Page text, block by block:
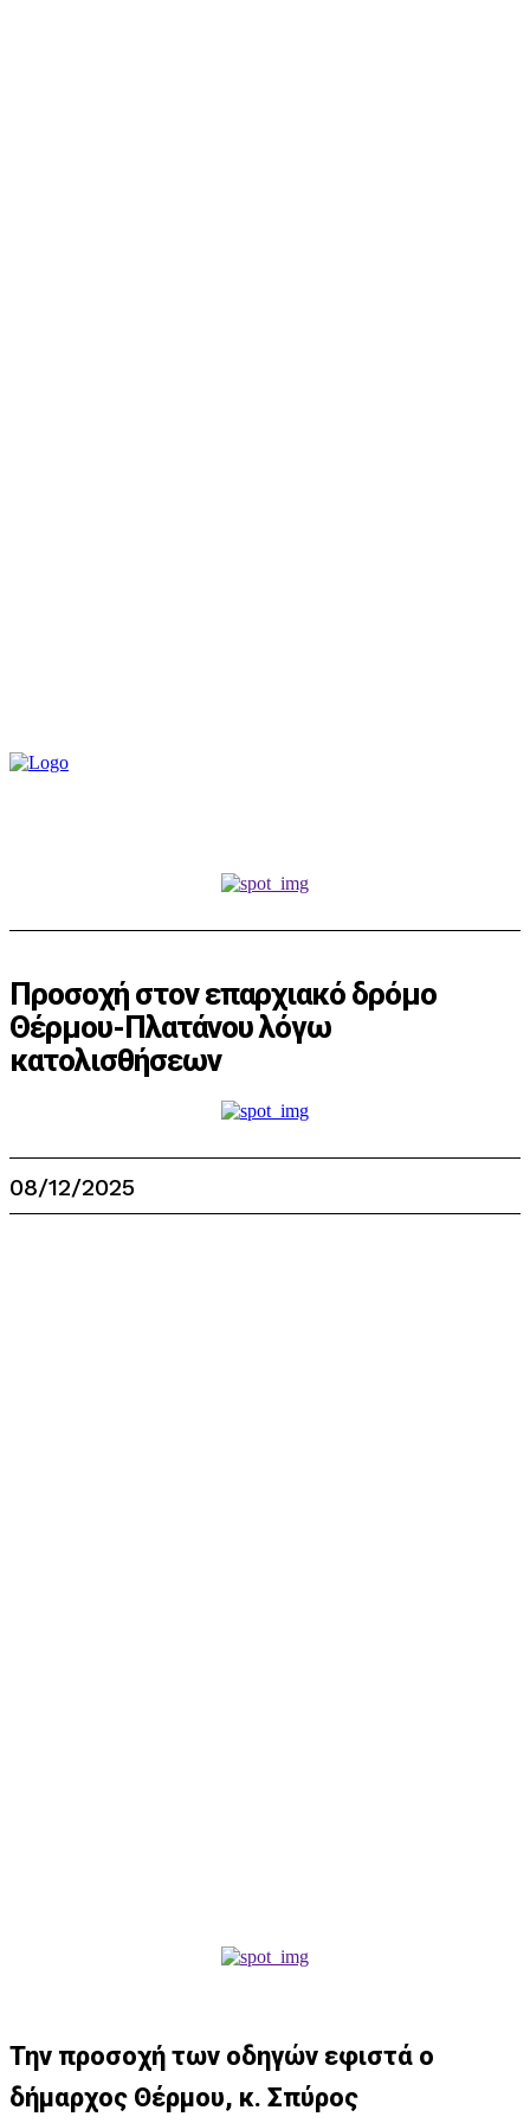
Προσοχή στον επαρχιακό δρόμο
Θέρμου-Πλατάνου λόγω
κατολισθήσεων
08/12/2025
Την προσοχή των οδηγών εφιστά ο
δήμαρχος Θέρμου, κ. Σπύρος